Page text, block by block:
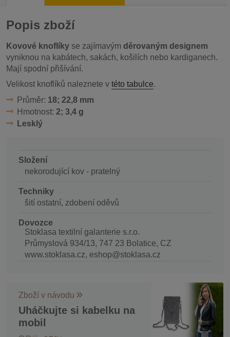
Popis zboží
Kovové knoflíky se zajímavým děrovaným designem
vyniknou na kabátech, sakách, košilích nebo kardiganech.
Mají spodní přišívání.
Velikost knoflíků naleznete v této tabulce.
Průměr: 18; 22,8 mm
Hmotnost: 2; 3,4 g
Lesklý
Složení
nekorodující kov - pratelný
Techniky
šití ostatní, zdobení oděvů
Dovozce
Stoklasa textilní galanterie s.r.o.
Průmyslová 934/13, 747 23 Bolatice, CZ
www.stoklasa.cz, eshop@stoklasa.cz
Zboží v návodu
Uháčkujte si kabelku na
mobil